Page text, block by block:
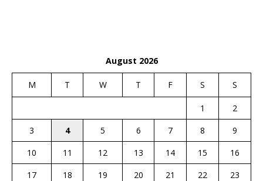
August 2026
M T W T F S S
1
2
3
4 5 6 7 8
9
10
11 12 13 14 15
16
17
18 19 20 21 22
23